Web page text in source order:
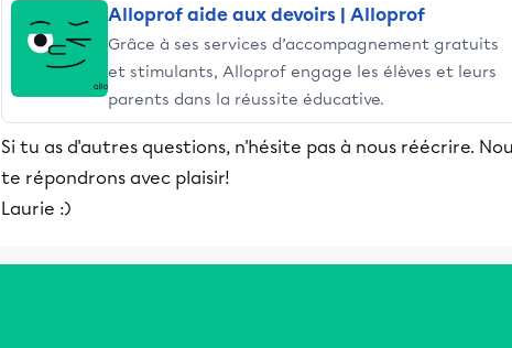
Alloprof aide aux devoirs | Alloprof
Grâce à ses services d’accompagnement gratuits
et stimulants, Alloprof engage les élèves et leurs
parents dans la réussite éducative.
Si tu as d'autres questions, n'hésite pas à nous réécrire.
te répondrons avec plaisir!
Laurie :)